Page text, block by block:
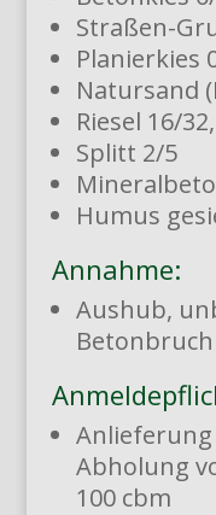
Straßen-
Planierkies
Natursand
Riesel 16/
Splitt 2/5
Humus
Annahme:
Aushub,
Abholung
100 cbm